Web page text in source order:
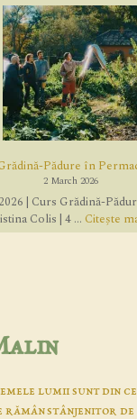
Pădure în
2 March 2026
| Curs Grădină-
Colis | 4 ... Citește
lumii sunt din ce
stânjenitor de